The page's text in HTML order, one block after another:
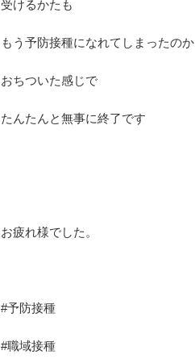
受けるかたも
もう予防接種になれてしまったのか
おちついた感じで
たんたんと無事に終了です
お疲れ様でした。
#予防接種
#職域接種